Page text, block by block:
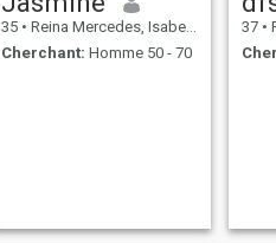
35 • Reina Mercedes, Isabela, Philippines
Cherchant: Homme 50 - 70
37 •